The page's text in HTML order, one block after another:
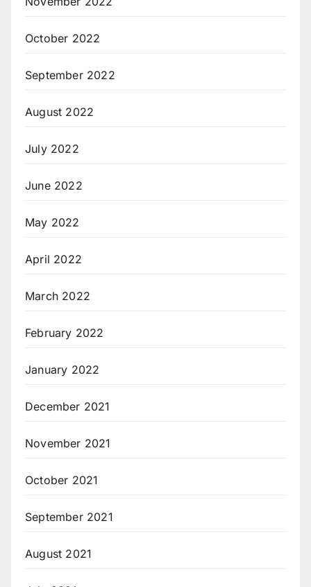
October 2022
September 2022
August 2022
July 2022
June 2022
May 2022
April 2022
March 2022
February 2022
January 2022
December 2021
November 2021
October 2021
September 2021
August 2021